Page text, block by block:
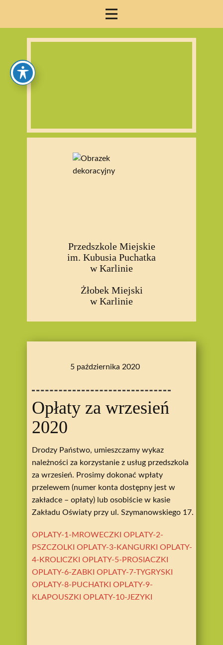
Przedszkole Miejskie
im. Kubusia Puchatka
w Karlinie
Żłobek Miejski
w Karlinie
5 października 2020
Opłaty za wrzesień
2020
Drodzy Państwo, umieszczamy wykaz
należności za korzystanie z usług przedszkola
za wrzesień. Prosimy dokonać wpłaty
przelewem (numer konta dostępny jest w
zakładce – opłaty) lub osobiście w kasie
Zakładu Oświaty przy ul. Szymanowskiego 17.
OPLATY-1-MROWECZKI OPLATY-2-
PSZCZOLKI OPLATY-3-KANGURKI OPLATY-
4-KROLICZKI OPLATY-5-PROSIACZKI
OPLATY-6-ZABKI OPLATY-7-TYGRYSKI
OPLATY-8-PUCHATKI OPLATY-9-
KLAPOUSZKI OPLATY-10-JEZYKI